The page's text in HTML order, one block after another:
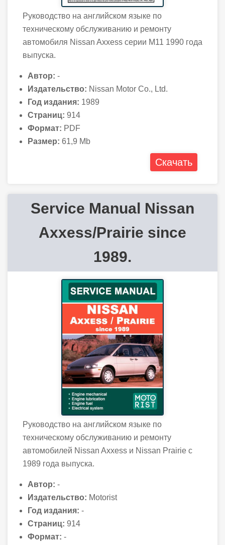
Руководство на английском языке по
техническому обслуживанию и ремонту
автомобиля Nissan Axxess серии M11 1990 года
выпуска.
Автор: -
Издательство: Nissan Motor Co., Ltd.
Год издания: 1989
Страниц: 914
Формат: PDF
Размер: 61,9 Mb
Скачать
Service Manual Nissan
Axxess/Prairie since
1989.
Руководство на английском языке по
техническому обслуживанию и ремонту
автомобилей Nissan Axxess и Nissan Prairie с
1989 года выпуска.
Автор: -
Издательство: Motorist
Год издания: -
Страниц: 914
Формат: -